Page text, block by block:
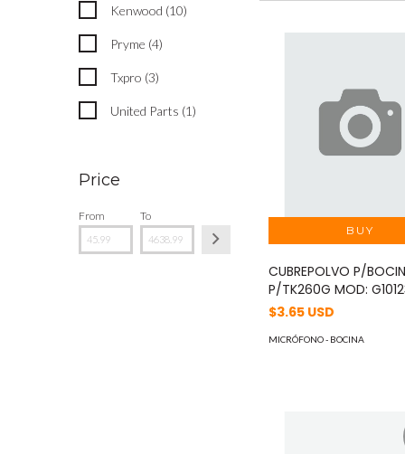
Kenwood (10)
Pryme (4)
Txpro (3)
United Parts (1)
Price
From To
CUBREPOLVO P/
P/TK260G MOD:
$3.65 USD
MICRÓFONO - BOCINA